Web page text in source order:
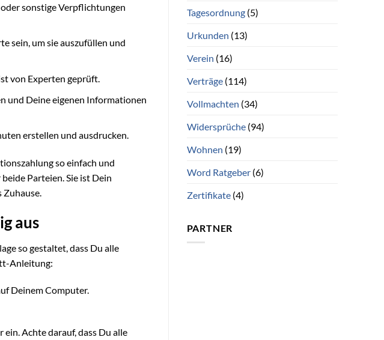
sonstige Verpflichtungen
sein, um sie auszufüllen und
von Experten geprüft.
und Deine eigenen Informationen
erstellen und ausdrucken.
so einfach und
Parteien. Sie ist Dein
Zuhause.
aus
so gestaltet, dass Du alle
Anleitung:
Deinem Computer.
Achte darauf, dass Du alle
Tagesordnung(5)
Urkunden (13)
Verein (16)
Verträge(114)
Vollmachten (34)
Widersprüche(94)
Wohnen (19)
Word Ratgeber(6)
Zertifikate(4)
PARTNER